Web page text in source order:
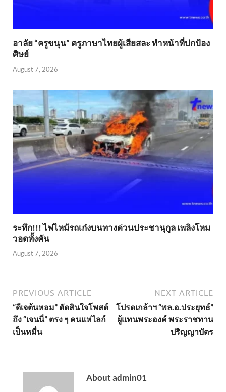
อาลัย “ครูขนุน” ครูภาษาไทยผู้เสียสละ ทำหน้าที่ปกป้อง
ศิษย์
August 7, 2026
ระทึก!!! ไฟไหม้รถเก๋งบนทางด่วนประชานุกูล เพลิงโหม
วอดทั้งคัน
August 7, 2026
PREVIOUS ARTICLE
“ดีเจต้นหอม” ตัดสินใจโพสต์
ถึง “เจนนี่” ตรง ๆ คนแห่ไลก์
เป็นหมื่น
NEXT ARTICLE
โปรดเกล้าฯ “พล.อ.ประยุทธ์”
ผู้แทนพระองค์ พระราชทาน
ปริญญาบัตร
About admin01